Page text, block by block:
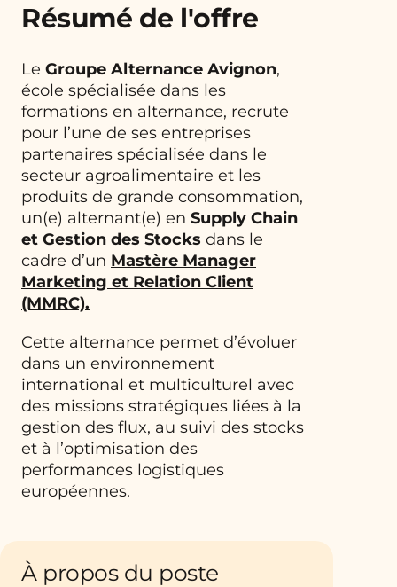
Résumé de l'offre
Le Groupe Alternance Avignon,
école spécialisée dans les
formations en alternance, recrute
pour l’une de ses entreprises
partenaires spécialisée dans le
secteur agroalimentaire et les
produits de grande consommation,
un(e) alternant(e) en Supply Chain
et Gestion des Stocks dans le
cadre d’un Mastère Manager
Marketing et Relation Client
(MMRC).
Cette alternance permet d’évoluer
dans un environnement
international et multiculturel avec
des missions stratégiques liées à la
gestion des flux, au suivi des stocks
et à l’optimisation des
performances logistiques
européennes.
À propos du poste